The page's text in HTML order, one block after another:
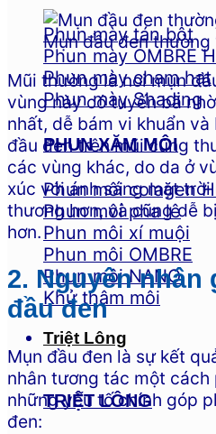
Phun mày tán bột
Phun mày OMBRE
Phun mày chạm hạt
Phun mày Shading
PHUN XĂM MÔI
Phun môi colagen
Phun môi pha lê
Phun môi xí muội
Phun môi OMBRE
Phun môi NANO
Khử thâm môi
Triệt Lông
TRIỆT LÔNG
Mụn đầu đen thường
Mũi thường là nơi mụn
vùng này có tuyến bã
nhất, dễ bám vi khuẩn
đầu đen trên mũi cũng
các vùng khác, do da ở
xúc với ánh sáng mặt
thương hơn, và cũng dễ
hơn.
2. Nguyên nhân
đầu đen
Mụn đầu đen là sự kết
nhân tương tác một
những yếu tố chính góp
đen: